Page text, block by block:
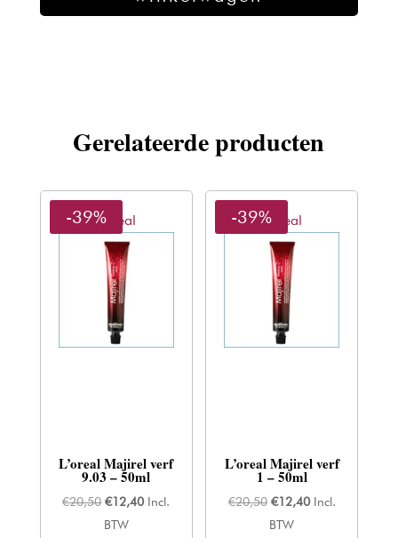
Gerelateerde producten
L'oreal
-39%
L’oreal Majirel verf
9.03 – 50ml
€20,50 Oorspronkelijke
prijs
€12,40Huidige
Incl.
BTW
L'oreal
-39%
L’oreal Majirel verf
1 – 50ml
€20,50 Oorspronkelijke
prijs
€12,40Huidige
Incl.
BTW